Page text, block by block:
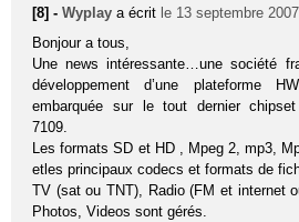
[8] -Wyplay a écrit le 13 septembre 2007
Bonjour a tous,
Une news intéressante…une société
développement d’une plateforme
embarquée sur le tout dernier
7109.
Les formats SD et HD , Mpeg 2, mp3,
etles principaux codecs et formats de
TV (sat ou TNT), Radio (FM et internet
Photos, Videos sont gérés.